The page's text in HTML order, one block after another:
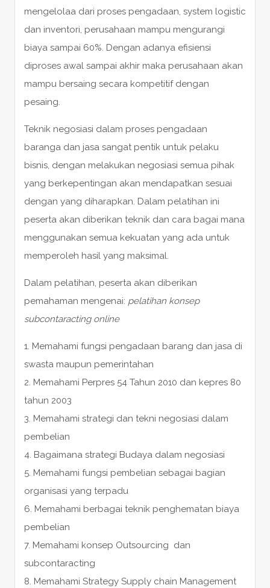
mengelolaa dari proses pengadaan, system logistic
dan inventori, perusahaan mampu mengurangi
biaya sampai 60%. Dengan adanya efisiensi
diproses awal sampai akhir maka perusahaan akan
mampu bersaing secara kompetitif dengan
pesaing.
Teknik negosiasi dalam proses pengadaan
baranga dan jasa sangat pentik untuk pelaku
bisnis, dengan melakukan negosiasi semua pihak
yang berkepentingan akan mendapatkan sesuai
dengan yang diharapkan. Dalam pelatihan ini
peserta akan diberikan teknik dan cara bagai mana
menggunakan semua kekuatan yang ada untuk
memperoleh hasil yang maksimal.
Dalam pelatihan, peserta akan diberikan
pemahaman mengenai: pelatihan konsep
subcontaracting online
1. Memahami fungsi pengadaan barang dan jasa di
swasta maupun pemerintahan
2. Memahami Perpres 54 Tahun 2010 dan kepres 80
tahun 2003
3. Memahami strategi dan tekni negosiasi dalam
pembelian
4. Bagaimana strategi Budaya dalam negosiasi
5. Memahami fungsi pembelian sebagai bagian
organisasi yang terpadu
6. Memahami berbagai teknik penghematan biaya
pembelian
7. Memahami konsep Outsourcing dan
subcontaracting
8. Memahami Strategy Supply chain Management